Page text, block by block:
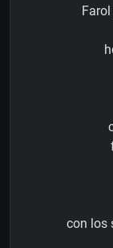
con los